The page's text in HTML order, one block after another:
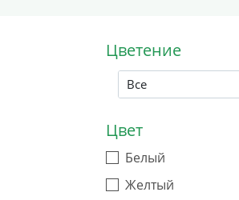
Цветение
Все
Цвет
Белый
Желтый